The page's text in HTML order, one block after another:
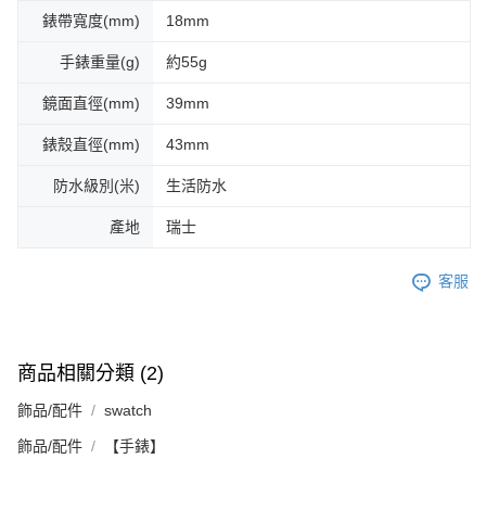
錶帶寬度(mm) 18mm
手錶重量(g) 約55g
鏡面直徑(mm) 39mm
錶殼直徑(mm) 43mm
防水級別(米) 生活防水
產地 瑞士
客服
商品相關分類 (2)
飾品/配件 swatch
飾品/配件 【手錶】